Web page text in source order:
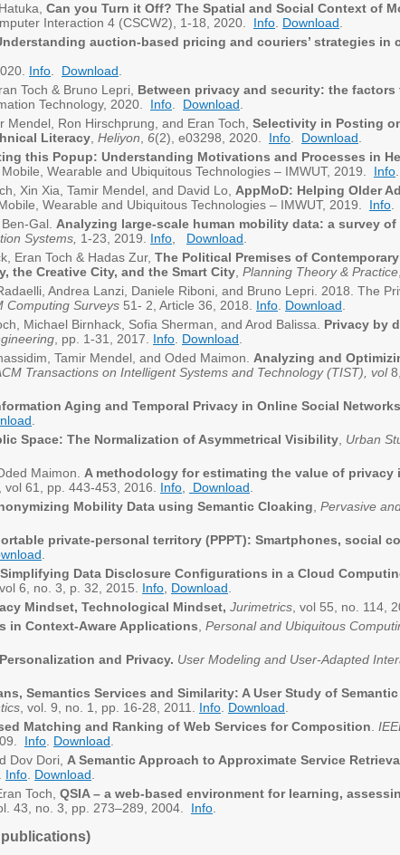
Can you Turn it Off? The Spatial and Social Context of
Interaction 4 (CSCW2), 1-18, 2020. Info Download
auction-based pricing and couriers’ strategies in
Info Download
Toch & Bruno Lepri, Between privacy and security: the
Technology, 2020. Info Download
Ron Hirschprung, and Eran Toch, Selectivity in Posting
Literacy Heliyon 6(2), e03298, 2020. Info Download
this Popup: Understanding Motivations and Processes in
Mobile, Wearable and Ubiquitous Technologies – IMWUT, 2019. Info
Xin Xia, Tamir Mendel, and David Lo, AppMoD: Helping Older
Wearable and Ubiquitous Technologies – IMWUT, 2019. Info
Gal. Analyzing large-scale human mobility data: a survey
Systems, 1-23, 2019. Info Download
Eran Toch & Hadas Zur, The Political Premises of
the Creative City, and the Smart City Planning Theory & Practice
Andrea Lanzi, Daniele Riboni, and Bruno Lepri. 2018. The
Computing Surveys 51- 2, Article 36, 2018. Info Download
Michael Birnhack, Sofia Sherman, and Arod Balissa. Privacy by
, pp. 1-31, 2017. Info Download
Tamir Mendel, and Oded Maimon. Analyzing and
Transactions on Intelligent Systems and Technology(TIST), vol
Aging and Temporal Privacy in Online Social
Space: The Normalization of Asymmetrical Visibility Urban
Maimon. A methodology for estimating the value of privacy
, vol 61, pp. 443-453, 2016. Info Download
Mobility Data using Semantic Cloaking Pervasive
private-personal territory (PPPT): Smartphones, social
Simplifying Data Disclosure Configurations in a Cloud
6, no. 3, p. 32, 2015. Info Download
Mindset, Technological Mindset, Jurimetrics , vol 55, no. 114,
in Context-Aware Applications Personal and Ubiquitous
Personalization and Privacy. User Modeling and User-Adapted
Semantics Services and Similarity: A User Study of
, vol. 9, no. 1, pp. 16-28, 2011. Info Download
Matching and Ranking of Web Services for Composition
Info Download
Dov Dori, A Semantic Approach to Approximate Service
Info Download
Toch, QSIA – a web-based environment for learning,
43, no. 3, pp. 273–289, 2004. Info